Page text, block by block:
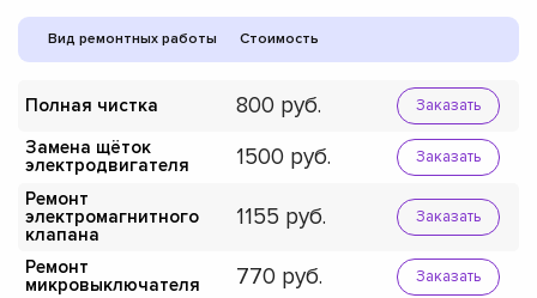
Вид ремонтных работы Стоимость
Полная чистка 800 Заказать
Замена щёток
электродвигателя
1500 Заказать
Ремонт
электромагнитного
клапана
1155 Заказать
Ремонт
микровыключателя
770 Заказать